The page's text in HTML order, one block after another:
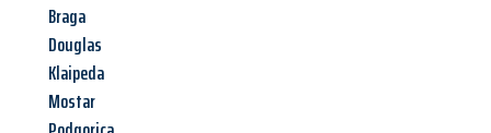
Braga
Douglas
Klaipeda
Mostar